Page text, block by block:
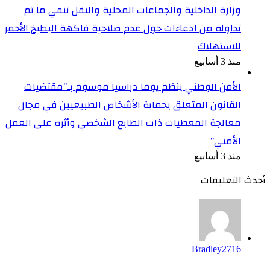
وزارة الداخلية والجماعات المحلية والنقل تنفي ما تم
تداوله من ادعاءات حول عدم صلاحية فاكهة البطيخ الأحمر
للاستهلاك
منذ 3 أسابيع
الأمن الوطني ينظم يوما دراسيا موسوم بـ”مقتضيات
القانون المتعلق بحماية الأشخاص الطبيعيين في مجال
معالجة المعطيات ذات الطابع الشخصي وأثره على العمل
الأمني”
منذ 3 أسابيع
أحدث التعليقات
Bradley2716